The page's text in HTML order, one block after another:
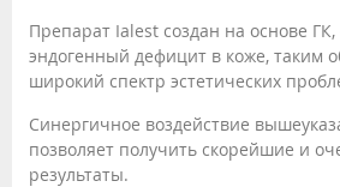
Препарат Ialest создан на основе
эндогенный дефицит в коже, таким
широкий спектр эстетических
Синергичное воздействие
позволяет получить скорейшие и
результаты.